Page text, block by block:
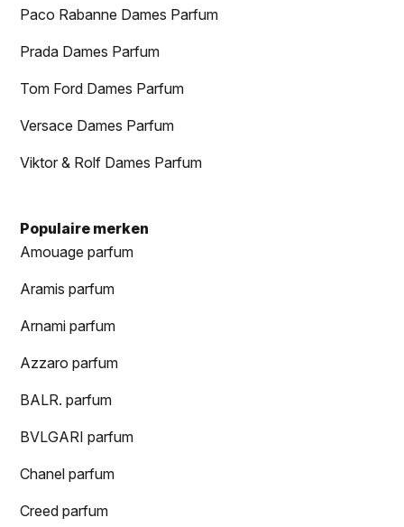
Paco Rabanne Dames Parfum
Prada Dames Parfum
Tom Ford Dames Parfum
Versace Dames Parfum
Viktor & Rolf Dames Parfum
Populaire merken
Amouage parfum
Aramis parfum
Arnami parfum
Azzaro parfum
BALR. parfum
BVLGARI parfum
Chanel parfum
Creed parfum